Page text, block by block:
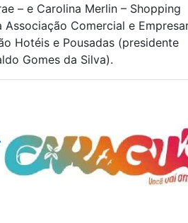
– e Carolina Merlin – Shopping
Comercial e
Hotéis e Pousadas (presidente
Gomes da Silva).